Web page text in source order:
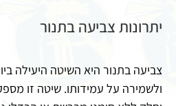
יתרונות צביעה בתנור
צביעה בתנור היא השיטה היעילה
ולשמירה על עמידותו. שיטה זו